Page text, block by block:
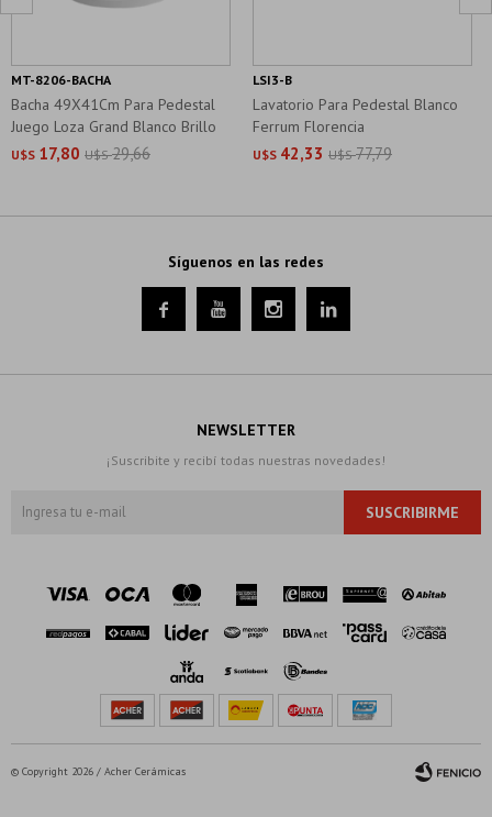
Bacha 49X41Cm Para Pedestal
Juego Loza Grand Blanco Brillo
U$S 17,80 U$S 29,66
MT-8206-BACHA
Lavatorio Para Pedestal Blanco
Ferrum Florencia
U$S 42,33 U$S 77,79
LSI3-B
Síguenos en las redes
   
NEWSLETTER
¡Suscribite y recibí todas nuestras novedades!
SUSCRIBIRME
© Copyright 2026 / Acher Cerámicas